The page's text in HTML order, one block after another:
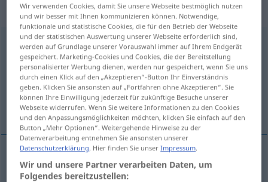
„unzutreffend“
unzutreffend [ˈʊ-]
Übersicht aller Übersetzungen
(Für mehr Details die Übersetzung anklicken/antippen)
onjuist, niet ter zake dienend
onjuist , niet terzakedienend unzutreffend
Wir verwenden Cookies, damit Sie unsere Webseite bestmöglich nutzen
und wir besser mit Ihnen kommunizieren können. Notwendige,
funktionale und statistische Cookies, die für den Betrieb der Webseite
und der statistischen Auswertung unserer Webseite erforderlich sind,
werden auf Grundlage unserer Vorauswahl immer auf Ihrem Endgerät
gespeichert. Marketing-Cookies und Cookies, die der Bereitstellung
personalisierter Werbung dienen, werden nur gespeichert, wenn Sie uns
durch einen Klick auf den „Akzeptieren“-Button Ihr Einverständnis
geben. Klicken Sie ansonsten auf „Fortfahren ohne Akzeptieren“. Sie
können Ihre Einwilligung jederzeit für zukünftige Besuche unserer
Webseite widerrufen. Wenn Sie weitere Informationen zu den Cookies
und den Anpassungsmöglichkeiten möchten, klicken Sie einfach auf den
Button „Mehr Optionen“. Weitergehende Hinweise zu der
Datenverarbeitung entnehmen Sie ansonsten unserer
Datenschutzerklärung. Hier finden Sie unserImpressum.
Wir und unsere Partner verarbeiten Daten, um
Folgendes bereitzustellen: